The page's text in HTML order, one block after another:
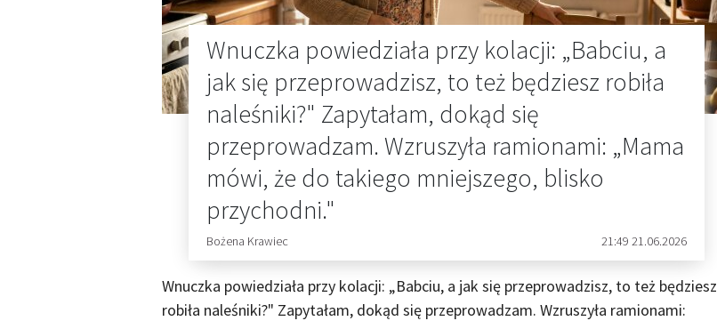
Wnuczka powiedziała przy kolacji: „Babciu, a
jak się przeprowadzisz, to też będziesz robiła
naleśniki?" Zapytałam, dokąd się
przeprowadzam. Wzruszyła ramionami: „Mama
mówi, że do takiego mniejszego, blisko
przychodni."
Bożena Krawiec 21:49 21.06.2026
Wnuczka powiedziała przy kolacji: „Babciu, a jak się przeprowadzisz, to też będziesz
robiła naleśniki?" Zapytałam, dokąd się przeprowadzam. Wzruszyła ramionami: